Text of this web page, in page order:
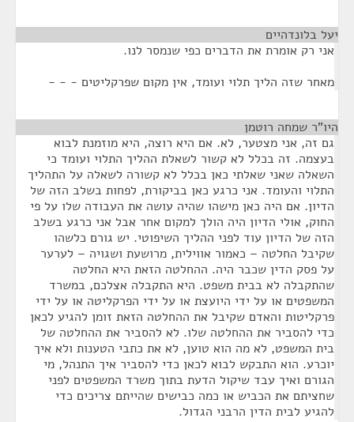
יעל בלונדהיים
אני רק אומרת את הדברים כפי שנמסר לנו.
מאחר שזה הליך תלוי ועומד, אין מקום שפרקליטים - - -
היו"ר שמחה רוטמן
גם זה, אני מצטער, לא. אם היא רוצה, היא מוזמנת לבוא
בעצמה. זה בכלל לא קשור לשאלת ההליך התלוי ועומד כי
השאלה שאני שאלתי כאן בכלל לא קשורה לשאלה על התהליך
התלוי והעומד. אני כרגע כאן בביקורת, לפחות בשלב הזה של
הדיון. אם היה כאן מישהו שהיה עושה את העבודה שלו על פי
החוק, אולי הדיון היה הולך למקום אחר אבל אני כרגע בשלב
הזה של הדיון עוד לפני ההליך השיפוטי. יש גורם כלשהו
שקיבל החלטה – כאמור אווילית, מרושעת ושגויה – לערער
על פסק הדין שכבר היה. ההחלטה הזאת היא החלטה
שהתקבלה לא בבית משפט. היא התקבלה אצלכם, במשרד
המשפטים או על ידי היועצת או על ידי הפרקליטה או על ידי
פרקליטות והאדם שקיבל את ההחלטה הזאת זומן להגיע לכאן
כדי להסביר את ההחלטה שלו. לא להסביר את ההחלטה של
בית המשפט, לא מה הוא טוען, לא את כתבי הטענות ולא איך
יוכרע. הוא התבקש לבוא לכאן כדי להסביר איך התנהל, מי
הגורם ואיך עבד שיקול הדעת בתוך משרד המשפטים לפני
שחציתם את הכביש או כמה כבישים שהייתם צריכים כדי
להגיע לבית הדין הרבני הגדול.